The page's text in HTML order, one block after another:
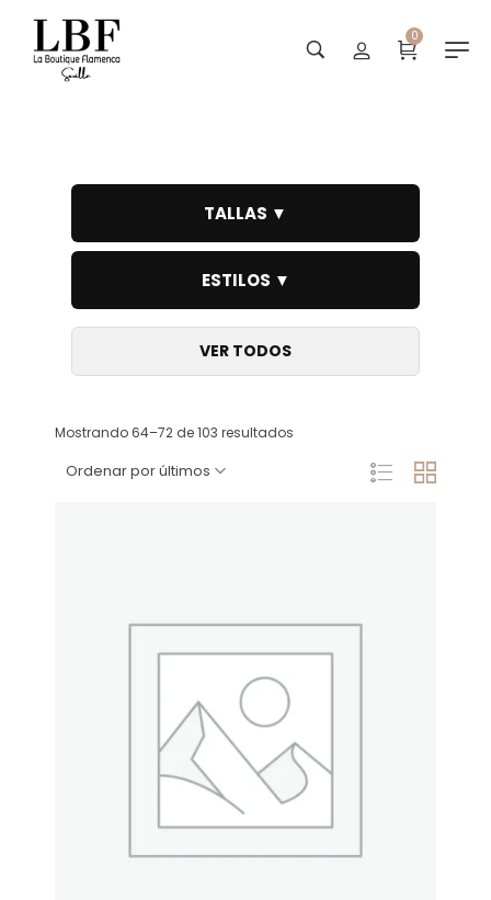
0
TALLAS ▼
ESTILOS ▼
VER TODOS
Mostrando 64–72 de 103 resultados
Ordenar por últimos